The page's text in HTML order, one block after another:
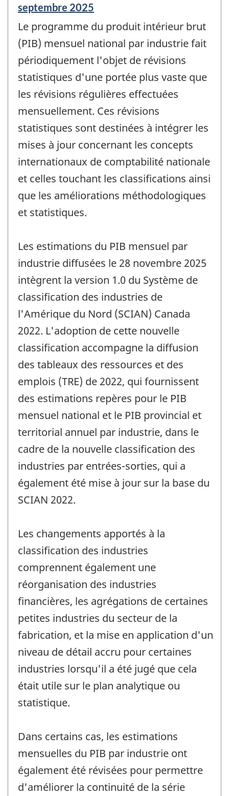
Période
référence
de
changement
-
septembre 2025
Le programme du produit intérieur brut
(PIB) mensuel national par industrie fait
périodiquement l'objet de révisions
statistiques d'une portée plus vaste que
les révisions régulières effectuées
mensuellement. Ces révisions
statistiques sont destinées à intégrer les
mises à jour concernant les concepts
internationaux de comptabilité nationale
et celles touchant les classifications ainsi
que les améliorations méthodologiques
et statistiques.
Les estimations du PIB mensuel par
industrie diffusées le 28 novembre 2025
intègrent la version 1.0 du Système de
classification des industries de
l'Amérique du Nord (SCIAN) Canada
2022. L'adoption de cette nouvelle
classification accompagne la diffusion
des tableaux des ressources et des
emplois (TRE) de 2022, qui fournissent
des estimations repères pour le PIB
mensuel national et le PIB provincial et
territorial annuel par industrie, dans le
cadre de la nouvelle classification des
industries par entrées-sorties, qui a
également été mise à jour sur la base du
SCIAN 2022.
Les changements apportés à la
classification des industries
comprennent également une
réorganisation des industries
financières, les agrégations de certaines
petites industries du secteur de la
fabrication, et la mise en application d'un
niveau de détail accru pour certaines
industries lorsqu'il a été jugé que cela
était utile sur le plan analytique ou
statistique.
Dans certains cas, les estimations
mensuelles du PIB par industrie ont
également été révisées pour permettre
d'améliorer la continuité de la série